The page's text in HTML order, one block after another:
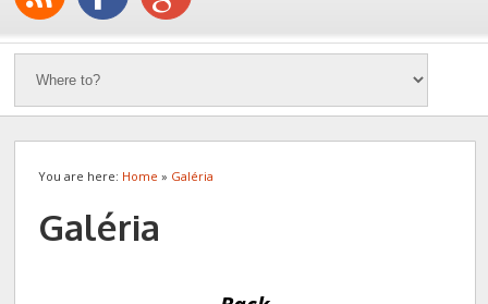
You are here: Home » Galéria
Galéria